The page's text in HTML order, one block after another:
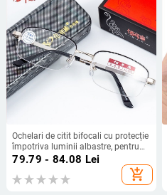
Ochelari de citit bifocali cu protecție
împotriva luminii albastre, pentru
distanță și apropiere, lentile din
rășină, ramă metalică cu design tip
jumătate.
79.79 - 84.08 Lei
add_shopping_cart